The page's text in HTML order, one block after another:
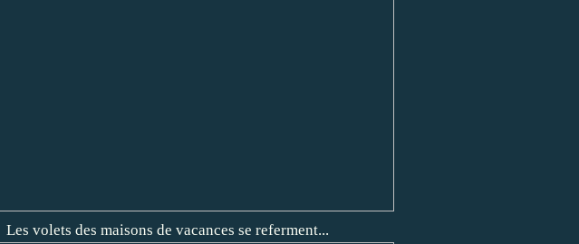
Les volets des maisons de vacances se referment...